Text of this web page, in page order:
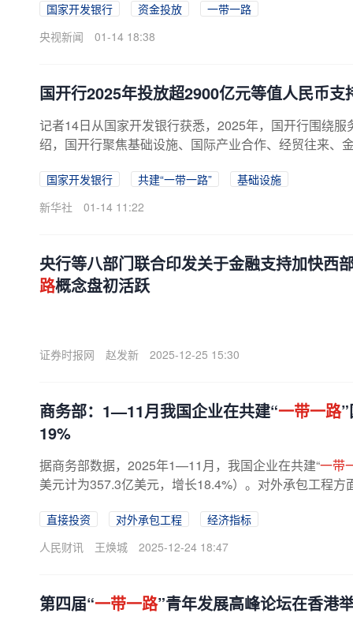
国家开发银行 资金投放
一带一路
央视新闻
01-14 18:38
国开行2025年投放超2900亿元等值人民币支
记者14日从国家开发银行获悉，2025年，国开行围绕服
绍，国开行聚焦基础设施、国际产业合作、经贸往来、
国家开发银行 共建“一带一路”
基础设施
新华社
01-14 11:22
央行等八部门联合印发关于金融支持加快西
路概念盘初活跃
证券时报网 赵发新 2025-12-25 15:30
商务部：1—11月我国企业在共建“一带一路
19%
据商务部数据，2025年1—11月，我国企业在共建“一带
美元计为357.3亿美元，增长18.4%）。对外承包工程方
直接投资 对外承包工程
经济指标
人民财讯
王焕城 2025-12-24 18:47
第四届“一带一路”青年发展高峰论坛在香港